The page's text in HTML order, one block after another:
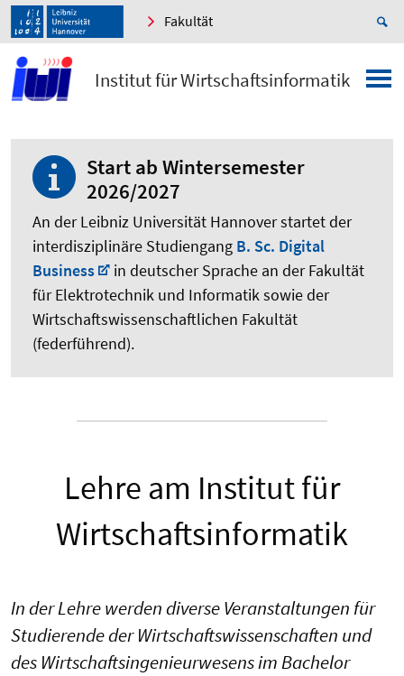
Fakultät
Institut für Wirtschaftsinformatik
Start ab Wintersemester
2026/2027
An der Leibniz Universität Hannover startet der
interdisziplinäre Studiengang B. Sc. Digital
Business
in deutscher Sprache an der Fakultät
für Elektrotechnik und Informatik sowie der
Wirtschaftswissenschaftlichen Fakultät
(federführend).
Lehre am Institut für
Wirtschaftsinformatik
In der Lehre werden diverse Veranstaltungen für
Studierende der Wirtschaftswissenschaften und
des Wirtschaftsingenieurwesens im Bachelor